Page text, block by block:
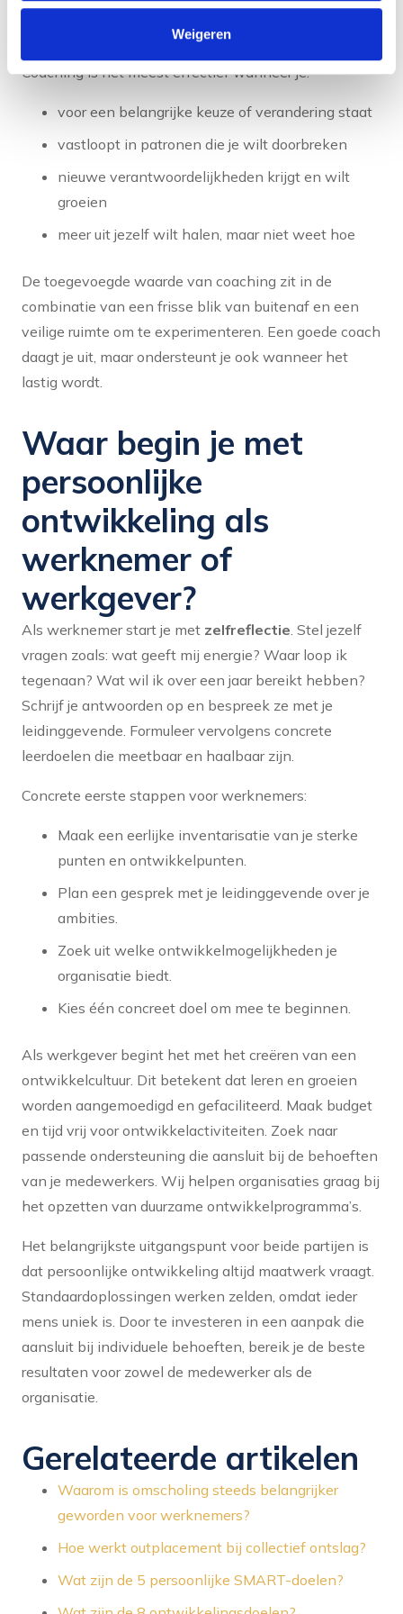
Weigeren
aanpak die volledig is afgestemd op persoonlijke
Coaching is het meest effectief wanneer je:
voor een belangrijke keuze of verandering staat
vastloopt in patronen die je wilt doorbreken
nieuwe verantwoordelijkheden krijgt en wilt
groeien
meer uit jezelf wilt halen, maar niet weet hoe
De toegevoegde waarde van coaching zit in de
combinatie van een frisse blik van buitenaf en een
veilige ruimte om te experimenteren. Een goede coach
daagt je uit, maar ondersteunt je ook wanneer het
lastig wordt.
Waar begin je met
persoonlijke
ontwikkeling als
werknemer of
werkgever?
Als werknemer start je met zelfreflectie . Stel jezelf
vragen zoals: wat geeft mij energie? Waar loop ik
tegenaan? Wat wil ik over een jaar bereikt hebben?
Schrijf je antwoorden op en bespreek ze met je
leidinggevende. Formuleer vervolgens concrete
leerdoelen die meetbaar en haalbaar zijn.
Concrete eerste stappen voor werknemers:
Maak een eerlijke inventarisatie van je sterke
punten en ontwikkelpunten.
Plan een gesprek met je leidinggevende over je
ambities.
Zoek uit welke ontwikkelmogelijkheden je
organisatie biedt.
Kies één concreet doel om mee te beginnen.
Als werkgever begint het met het creëren van een
ontwikkelcultuur. Dit betekent dat leren en groeien
worden aangemoedigd en gefaciliteerd. Maak budget
en tijd vrij voor ontwikkelactiviteiten. Zoek naar
passende ondersteuning die aansluit bij de behoeften
van je medewerkers. Wij helpen organisaties graag bij
het opzetten van duurzame ontwikkelprogramma’s.
Het belangrijkste uitgangspunt voor beide partijen is
dat persoonlijke ontwikkeling altijd maatwerk vraagt.
Standaardoplossingen werken zelden, omdat ieder
mens uniek is. Door te investeren in een aanpak die
aansluit bij individuele behoeften, bereik je de beste
resultaten voor zowel de medewerker als de
organisatie.
Gerelateerde artikelen
Waarom is omscholing steeds belangrijker
geworden voor werknemers?
Hoe werkt outplacement bij collectief ontslag?
Wat zijn de 5 persoonlijke SMART-doelen?